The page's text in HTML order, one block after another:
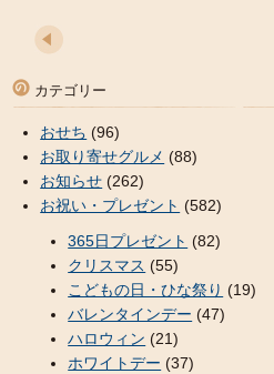
カテゴリー
おせち (96)
お取り寄せグルメ (88)
お知らせ (262)
お祝い・プレゼント (582)
365日プレゼント (82)
クリスマス (55)
こどもの日・ひな祭り (19)
バレンタインデー (47)
ハロウィン (21)
ホワイトデー (37)